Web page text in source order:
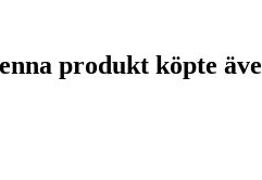
produkt köpte